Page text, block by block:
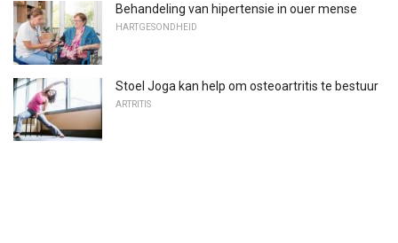
Behandeling van hipertensie in ouer mense
HARTGESONDHEID
Stoel Joga kan help om osteoartritis te bestuur
ARTRITIS